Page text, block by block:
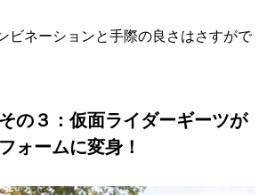
ビネーションと手際の良さはさすがで
の３：仮面ライダーギーツが
ォームに変身！